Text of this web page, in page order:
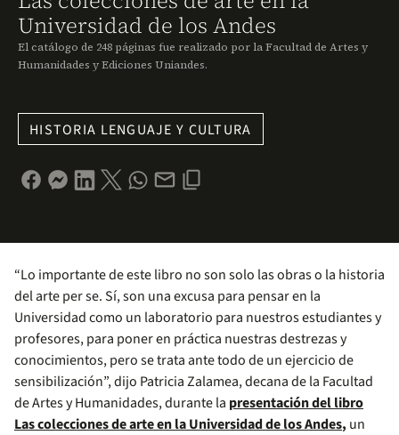
Universidad de los Andes
El catálogo de 248 páginas fue realizado por la Facultad de Artes y
Humanidades y Ediciones Uniandes.
HISTORIA LENGUAJE Y CULTURA
“Lo importante de este libro no son solo las obras o la historia
del arte per se. Sí, son una excusa para pensar en la
Universidad como un laboratorio para nuestros estudiantes y
profesores, para poner en práctica nuestras destrezas y
conocimientos, pero se trata ante todo de un ejercicio de
sensibilización”, dijo Patricia Zalamea, decana de la Facultad
de Artes y Humanidades, durante la presentación del libro
Las colecciones de arte en la Universidad de los Andes, un